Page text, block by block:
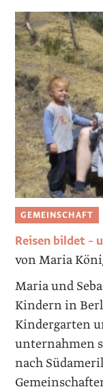
GEMEINSCHAFT
Reisen bildet –
von Maria
Maria und
Kindern in
Kindergarten
unternahmen
nach